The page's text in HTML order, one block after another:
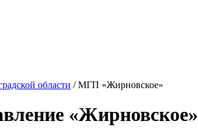
области / МГП «Жирновское»
«Жирновское»